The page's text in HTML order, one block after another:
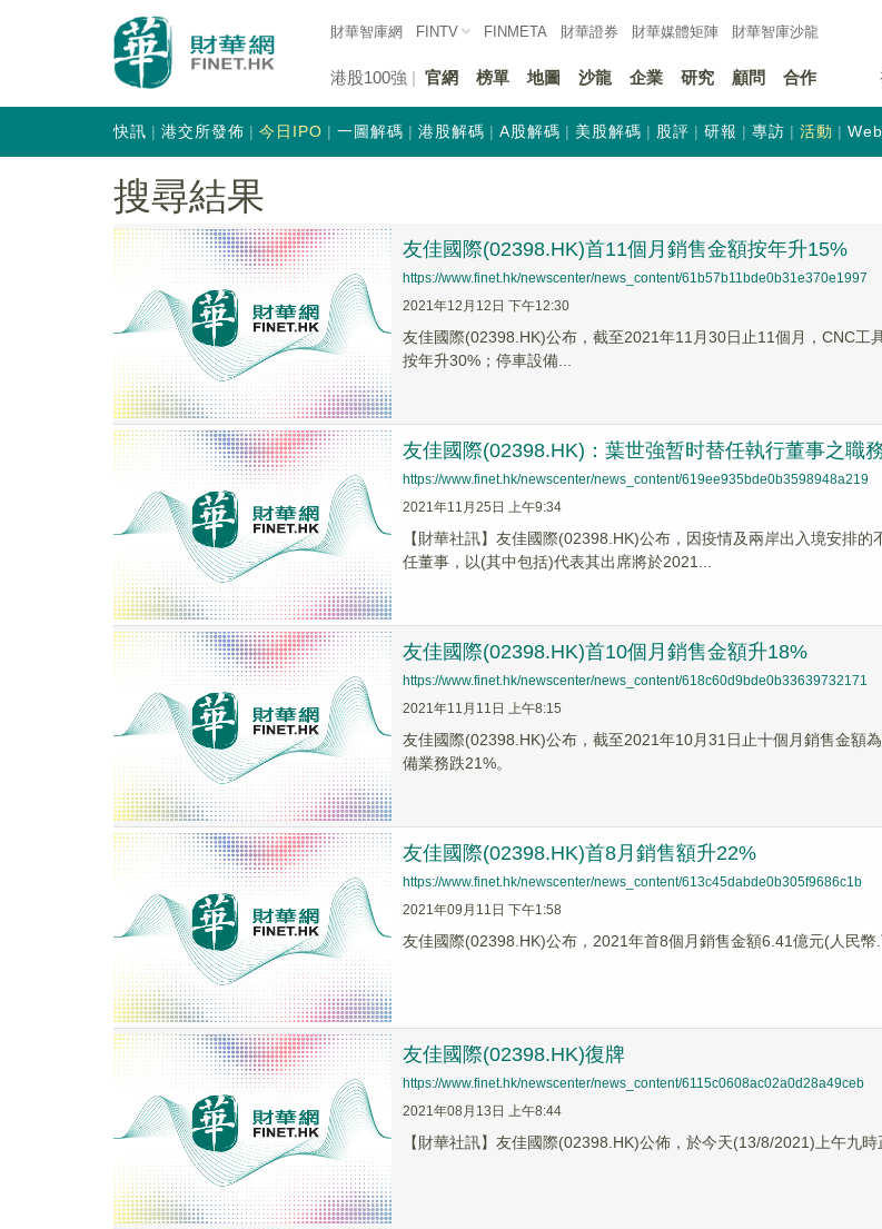
財華智庫網 FINTV FINMETA 財華證券 財華媒體矩陣 財華智庫沙龍
港股100強 官網 榜單 地圖 沙龍 企業 研究 顧問 合作
快訊 港交所發佈 今日IPO 一圖解碼 港股解碼 A股解碼 美股解碼 股評 研報 專訪 活動
搜尋結果
友佳國際(02398.HK)首11個月銷售金額按年升15%
https://www.finet.hk/newscenter/news_content/61b57b11bde0b31e370e1997
2021年12月12日 下午12:30
友佳國際(02398.HK)公布，截至2021年11月30日止11個月，CNC工
按年升30%；停車設備...
友佳國際(02398.HK)：葉世強暂时替任執行董事之職
https://www.finet.hk/newscenter/news_content/619ee935bde0b3598948a219
2021年11月25日 上午9:34
【財華社訊】友佳國際(02398.HK)公布，因疫情及兩岸出入境安排
任董事，以(其中包括)代表其出席將於2021...
友佳國際(02398.HK)首10個月銷售金額升18%
https://www.finet.hk/newscenter/news_content/618c60d9bde0b33639732171
2021年11月11日 上午8:15
友佳國際(02398.HK)公布，截至2021年10月31日止十個月銷售金額
備業務跌21%。
友佳國際(02398.HK)首8月銷售額升22%
https://www.finet.hk/newscenter/news_content/613c45dabde0b305f9686c1b
2021年09月11日 下午1:58
友佳國際(02398.HK)公布，2021年首8個月銷售金額6.41億元(人民幣.
友佳國際(02398.HK)復牌
https://www.finet.hk/newscenter/news_content/6115c0608ac02a0d28a49ceb
2021年08月13日 上午8:44
【財華社訊】友佳國際(02398.HK)公佈，於今天(13/8/2021)上午九時